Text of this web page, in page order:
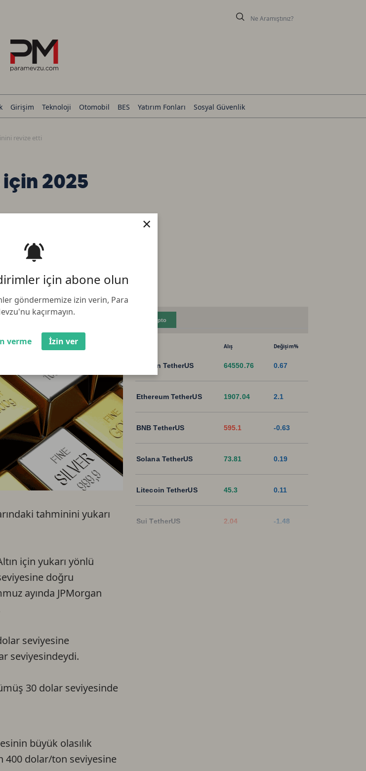
için abone olun
göndermemize izin verin, Para
kaçırmayın.
verme İzin ver
×
Girişim Teknoloji Otomobil BES Yatırım Fonları Sosyal Güvenlik
revize etti
2025
gümüşün 38
tahminini yukarı
için yukarı yönlü
doğru
ayında JPMorgan
seviyesine
seviyesindeydi.
30 dolar seviyesinde
büyük olasılık
400 dolar/ton seviyesine
Kripto
Alış Değişim%
Bitcoin TetherUS 64550.76 0.67
Ethereum TetherUS 1907.04 2.1
BNB TetherUS 595.1 -0.63
Solana TetherUS 73.81 0.19
Litecoin TetherUS 45.3 0.11
Sui TetherUS 2.04 -1.48